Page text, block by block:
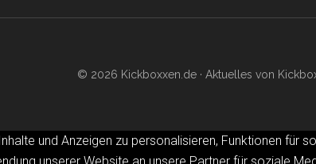
© 2026 Kickboxxen.de · Aktuelles von
und Anzeigen zu personalisieren, Funktionen für